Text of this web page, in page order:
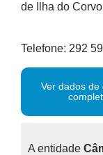
de Ilha do Corvo
Telefone: 292
Ver dados de
A entidade